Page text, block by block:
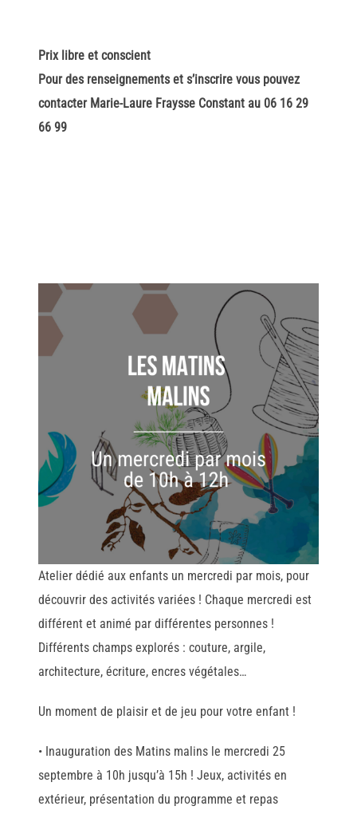
Prix libre et conscient
Pour des renseignements et s’inscrire vous pouvez
contacter Marie-Laure Fraysse Constant au 06 16 29
66 99
Atelier dédié aux enfants un mercredi par mois, pour
découvrir des activités variées ! Chaque mercredi est
différent et animé par différentes personnes !
Différents champs explorés : couture, argile,
architecture, écriture, encres végétales…
Un moment de plaisir et de jeu pour votre enfant !
• Inauguration des Matins malins le mercredi 25
septembre à 10h jusqu’à 15h ! Jeux, activités en
extérieur, présentation du programme et repas